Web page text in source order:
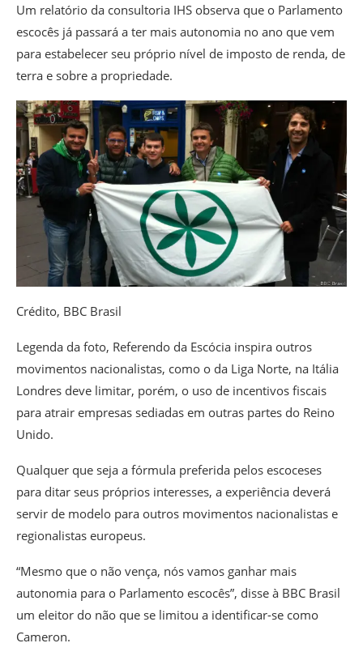
Um relatório da consultoria IHS observa que o Parlamento
escocês já passará a ter mais autonomia no ano que vem
para estabelecer seu próprio nível de imposto de renda, de
terra e sobre a propriedade.
Crédito, BBC Brasil
Legenda da foto, Referendo da Escócia inspira outros
movimentos nacionalistas, como o da Liga Norte, na Itália
Londres deve limitar, porém, o uso de incentivos fiscais
para atrair empresas sediadas em outras partes do Reino
Unido.
Qualquer que seja a fórmula preferida pelos escoceses
para ditar seus próprios interesses, a experiência deverá
servir de modelo para outros movimentos nacionalistas e
regionalistas europeus.
“Mesmo que o não vença, nós vamos ganhar mais
autonomia para o Parlamento escocês”, disse à BBC Brasil
um eleitor do não que se limitou a identificar-se como
Cameron.